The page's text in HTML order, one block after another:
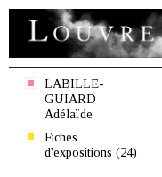
LABILLE-
GUIARD
Adélaïde
Fiches
d'expositions (24)